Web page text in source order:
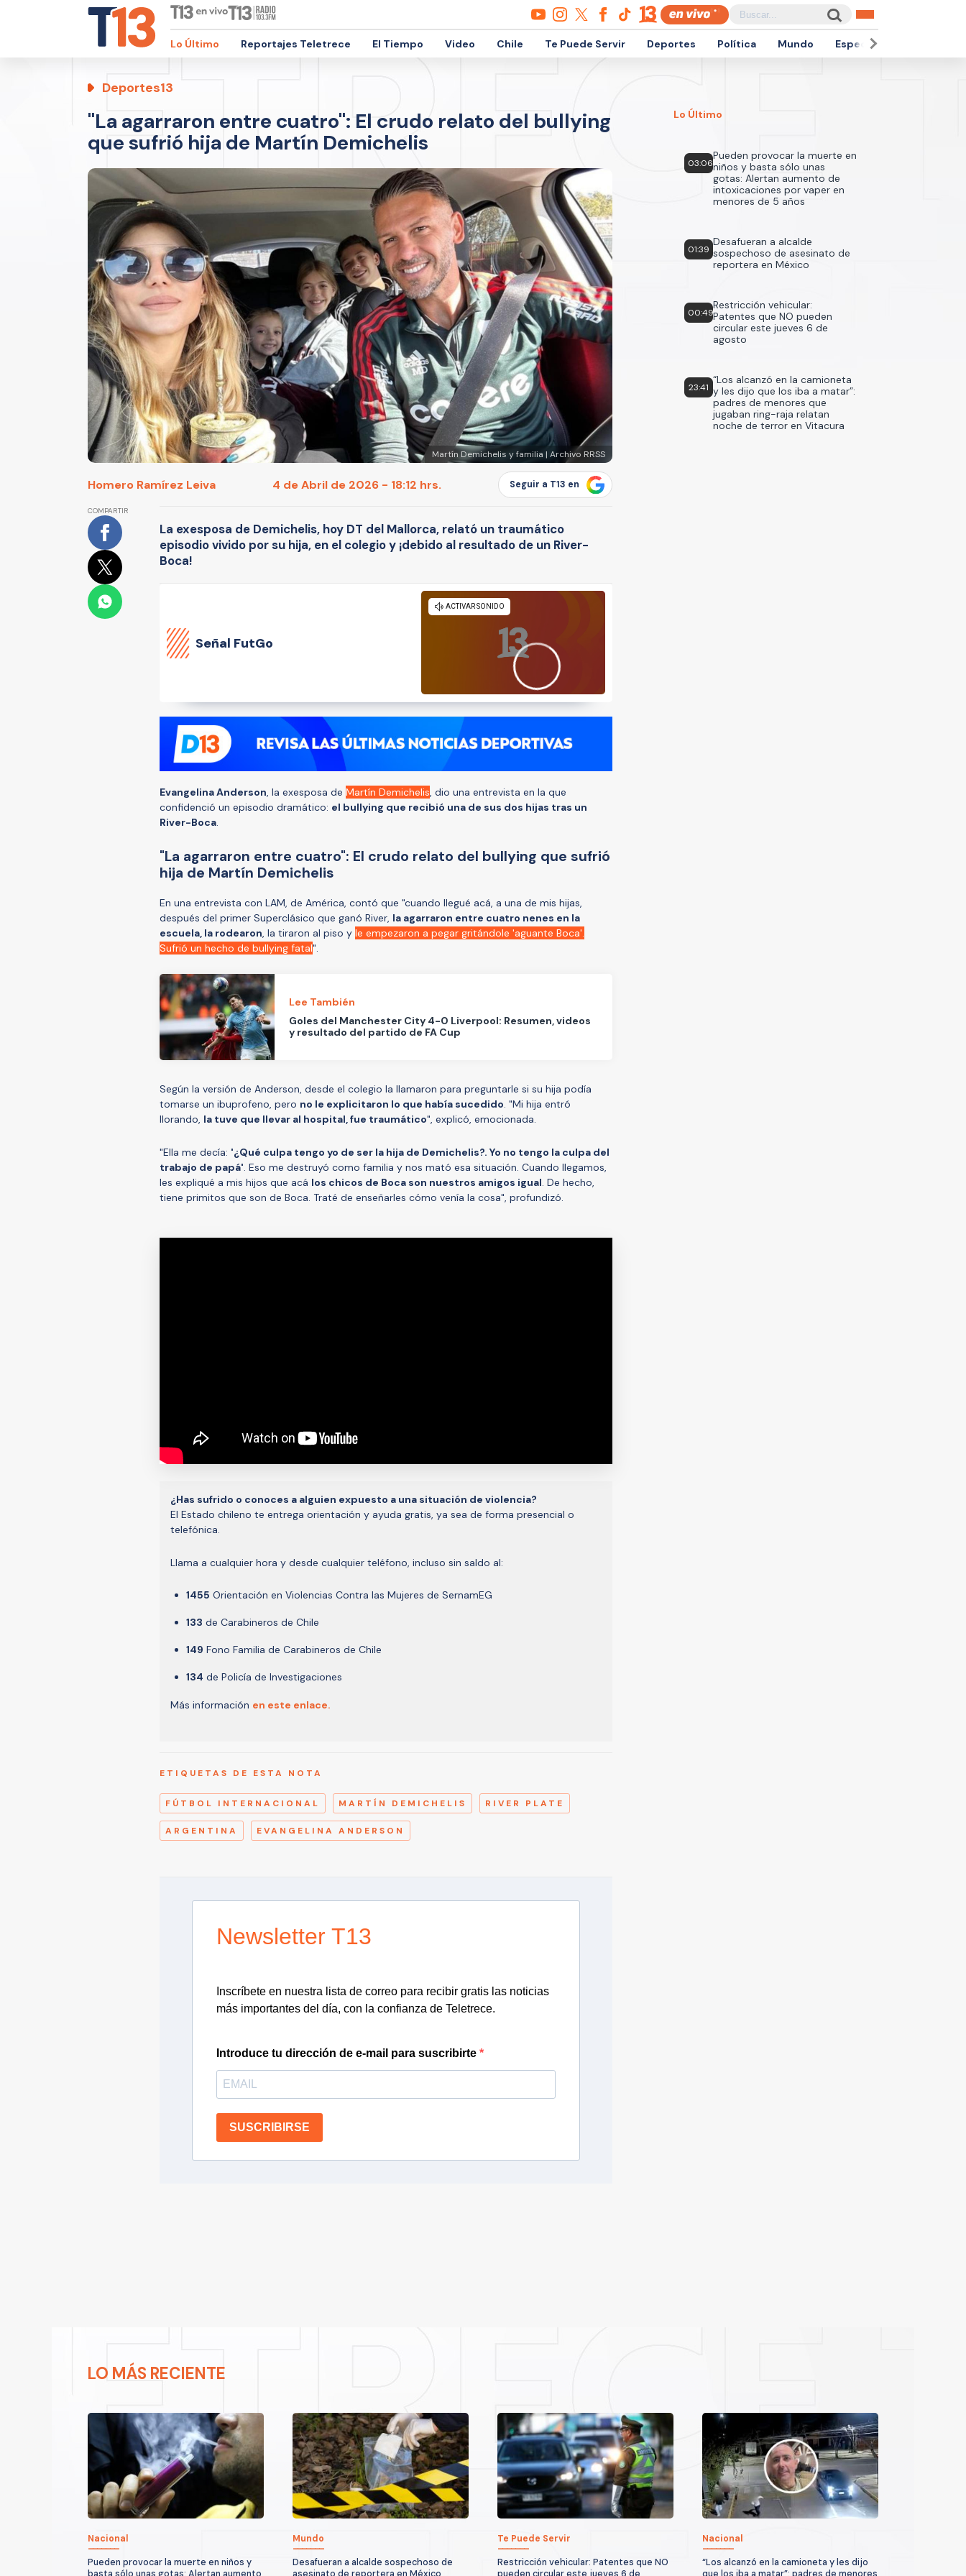
Lo Último Reportajes Teletrece El Tiempo Video Chile Te Puede Servir Deportes Política Mundo Espectáculos
Deportes13
"La agarraron entre cuatro": El crudo relato del bullying
que sufrió hija de Martín Demichelis
Martín Demichelis y familia | Archivo RRSS
Homero Ramírez Leiva 4 de Abril de 2026 - 18:12 hrs. Seguir a T13 en
COMPARTIR
La exesposa de Demichelis, hoy DT del Mallorca, relató un traumático
episodio vivido por su hija, en el colegio y ¡debido al resultado de un River-
Boca!
Señal FutGo
Evangelina Anderson, la exesposa de Martín Demichelis, dio una entrevista en la que
confidenció un episodio dramático: el bullying que recibió una de sus dos hijas tras un
River-Boca.
"La agarraron entre cuatro": El crudo relato del bullying que sufrió
hija de Martín Demichelis
En una entrevista con LAM, de América, contó que "cuando llegué acá, a una de mis hijas,
después del primer Superclásico que ganó River, la agarraron entre cuatro nenes en la
escuela, la rodearon, la tiraron al piso y le empezaron a pegar gritándole 'aguante Boca'.
Sufrió un hecho de bullying fatal".
Lee También
Goles del Manchester City 4-0 Liverpool: Resumen, videos
y resultado del partido de FA Cup
Según la versión de Anderson, desde el colegio la llamaron para preguntarle si su hija podía
tomarse un ibuprofeno, pero no le explicitaron lo que había sucedido. "Mi hija entró
llorando, la tuve que llevar al hospital, fue traumático", explicó, emocionada.
"Ella me decía: '¿Qué culpa tengo yo de ser la hija de Demichelis?. Yo no tengo la culpa del
trabajo de papá'. Eso me destruyó como familia y nos mató esa situación. Cuando llegamos,
les expliqué a mis hijos que acá los chicos de Boca son nuestros amigos igual. De hecho,
tiene primitos que son de Boca. Traté de enseñarles cómo venía la cosa", profundizó.
¿Has sufrido o conoces a alguien expuesto a una situación de violencia?
El Estado chileno te entrega orientación y ayuda gratis, ya sea de forma presencial o
telefónica.
Llama a cualquier hora y desde cualquier teléfono, incluso sin saldo al:
1455 Orientación en Violencias Contra las Mujeres de SernamEG
133 de Carabineros de Chile
149 Fono Familia de Carabineros de Chile
134 de Policía de Investigaciones
Más información en este enlace.
ETIQUETAS DE ESTA NOTA
FÚTBOL INTERNACIONAL MARTÍN DEMICHELIS RIVER PLATE
ARGENTINA EVANGELINA ANDERSON
Newsletter T13
Inscríbete en nuestra lista de correo para recibir gratis las noticias
más importantes del día, con la confianza de Teletrece.
Introduce tu dirección de e-mail para suscribirte
SUSCRIBIRSE
Lo Último
03:06
Pueden provocar la muerte en
niños y basta sólo unas
gotas: Alertan aumento de
intoxicaciones por vaper en
menores de 5 años
01:39
Desafueran a alcalde
sospechoso de asesinato de
reportera en México
00:49
Restricción vehicular:
Patentes que NO pueden
circular este jueves 6 de
agosto
23:41
“Los alcanzó en la camioneta
y les dijo que los iba a matar”:
padres de menores que
jugaban ring-raja relatan
noche de terror en Vitacura
LO MÁS RECIENTE
Nacional
Pueden provocar la muerte en niños y
basta sólo unas gotas: Alertan aumento
Mundo
Desafueran a alcalde sospechoso de
asesinato de reportera en México
Te Puede Servir
Restricción vehicular: Patentes que NO
pueden circular este jueves 6 de
Nacional
“Los alcanzó en la camioneta y les dijo
que los iba a matar”: padres de menores